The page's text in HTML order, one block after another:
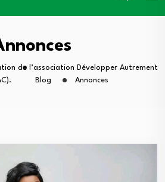
brûle, le Prince danse
INDÉPENDANT DES GRANDS…
de l’association Développer Autrement
Blog Annonces